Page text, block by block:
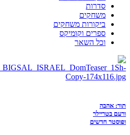
סדרות
משחקים
ביקורות משחקים
ספרים וקומיקס
וכל השאר
תור: אהבה
ורעם בטריילר
ופוסטר חדשים